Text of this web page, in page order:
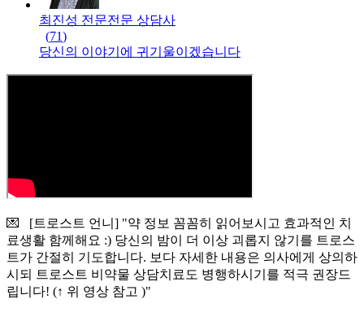
최진성 전문전문 상담사
(71)
당신의 이야기에 귀기울이겠습니다
💌 [트로스트 언니] "약 정보 꼼꼼히 읽어보시고 효과적인 치
료생활 함께해요 :) 당신의 밤이 더 이상 괴롭지 않기를 트로스
트가 간절히 기도합니다. 보다 자세한 내용은 의사에게 상의하
시되 트로스트 비약물 상담치료도 병행하시기를 적극 권장드
립니다! (↑ 위 영상 참고 )"